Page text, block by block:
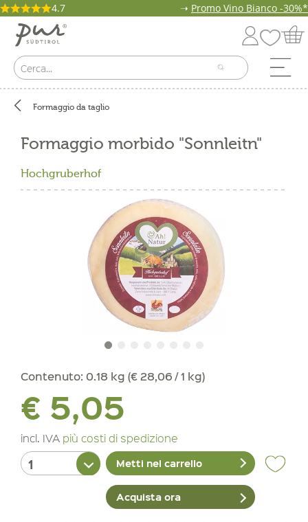
4.7 ➝ Promo Vino Bianco -30%*
Formaggio da taglio
Formaggio morbido "Sonnleitn"
Hochgruberhof
Contenuto: 0.18 kg (€ 28,06 / 1 kg)
€ 5,05
incl. IVA più costi di spedizione
Metti nel carrello
Acquista ora